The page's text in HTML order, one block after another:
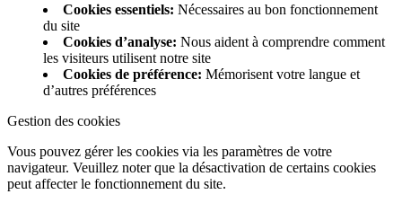
Cookies essentiels: Nécessaires au bon fonctionnement
du site
Cookies d’analyse: Nous aident à comprendre comment
les visiteurs utilisent notre site
Cookies de préférence: Mémorisent votre langue et
d’autres préférences
Gestion des cookies
Vous pouvez gérer les cookies via les paramètres de votre
navigateur. Veuillez noter que la désactivation de certains cookies
peut affecter le fonctionnement du site.